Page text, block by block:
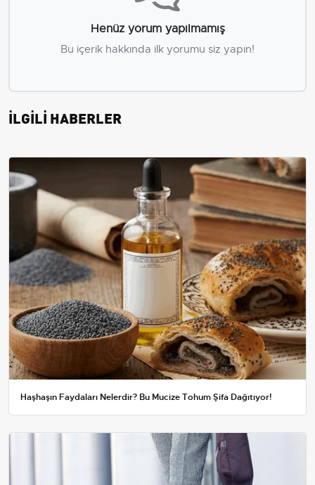
Henüz yorum yapılmamış
Bu içerik hakkında ilk yorumu siz yapın!
İLGİLİ HABERLER
Haşhaşın Faydaları Nelerdir? Bu Mucize Tohum Şifa Dağıtıyor!